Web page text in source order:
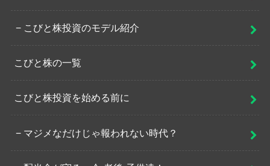
こびと株投資のモデル紹介
こびと株の一覧
こびと株投資を始める前に
マジメなだけじゃ報われない時代？